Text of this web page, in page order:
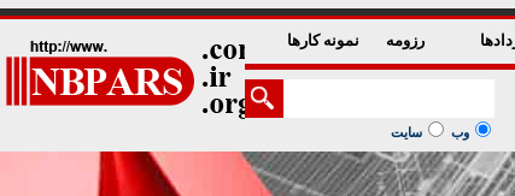
رزومه نمونه کارها
وب سایت